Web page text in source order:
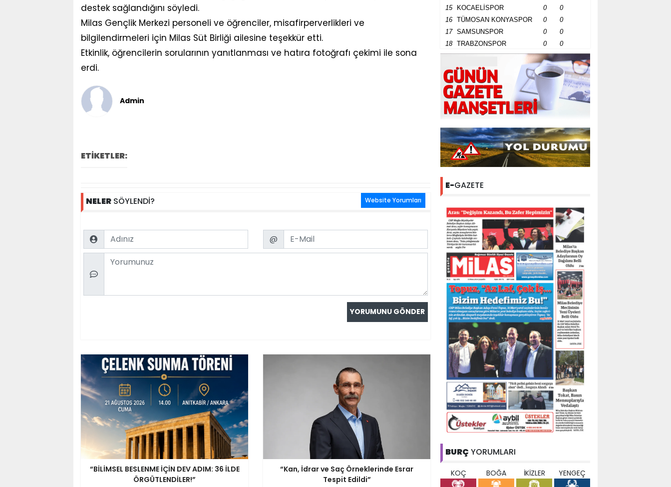
destek sağlandığını söyledi.
Milas Gençlik Merkezi personeli ve öğrenciler, misafirperverlikleri ve
bilgilendirmeleri için Milas Süt Birliği ailesine teşekkür etti.
Etkinlik, öğrencilerin sorularının yanıtlanması ve hatıra fotoğrafı çekimi ile sona
erdi.
Admin
ETİKETLER:
NELER SÖYLENDİ? Website Yorumları
Name Email
@
Comment
“BİLİMSEL BESLENME İÇİN DEV ADIM: 36 İLDE
ÖRGÜTLENDİLER!”
“Kan, İdrar ve Saç Örneklerinde Esrar
Tespit Edildi”
15
KOCAELİSPOR 0
0
16
TÜMOSAN KONYASPOR 0
0
17
SAMSUNSPOR 0
0
18
TRABZONSPOR 0 0
E-GAZETE
BURÇ YORUMLARI
KOÇ BOĞA İKİZLER YENGEÇ